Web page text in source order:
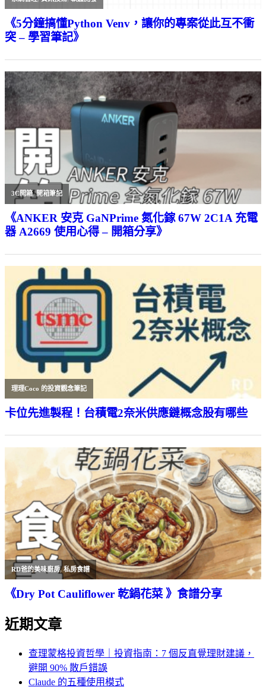
《5分鐘搞懂Python Venv，讓你的專案從此互不衝
突 – 學習筆記》
3C開箱,開箱筆記
《ANKER 安克 GaNPrime 氮化鎵 67W 2C1A 充電
器 A2669 使用心得 – 開箱分享》
理理Coco 的投資觀念筆記
卡位先進製程！台積電2奈米供應鏈概念股有哪些
RD爸的美味廚房,私房食譜
《Dry Pot Cauliflower 乾鍋花菜 》食譜分享
近期文章
查理蒙格投資哲學｜投資指南：7 個反直覺理財建議，
避開 90% 散戶錯誤
Claude 的五種使用模式